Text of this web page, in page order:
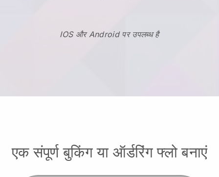
IOS और Android पर उपलब्ध है
एक संपूर्ण बुकिंग या ऑर्डरिंग फ्लो बनाएं